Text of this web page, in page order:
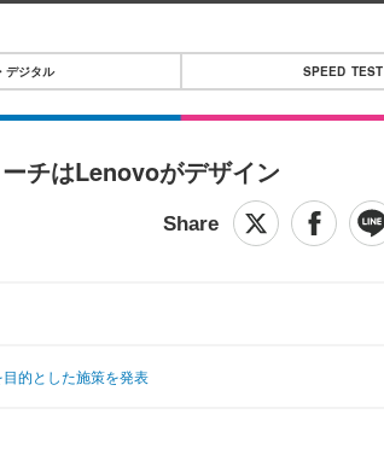
デジタル SPEED TEST
チはLenovoがデザイン
的とした施策を発表